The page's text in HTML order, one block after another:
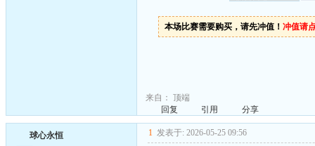
本场比赛需要购买，请先冲值！ 冲值请
来自： 顶端
回复
引用 分享
球心永恒 1 发表于: 2026-05-25 09:56